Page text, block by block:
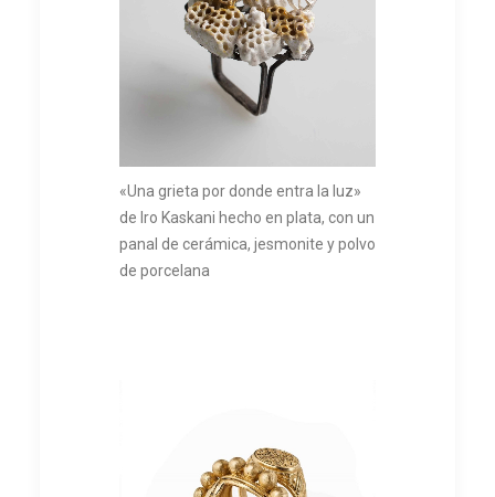
«Una grieta por donde entra la luz»
de Iro Kaskani hecho en plata, con un
panal de cerámica, jesmonite y polvo
de porcelana